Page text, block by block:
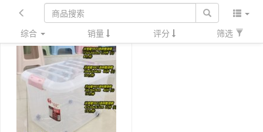
综合 销量 评分 筛选